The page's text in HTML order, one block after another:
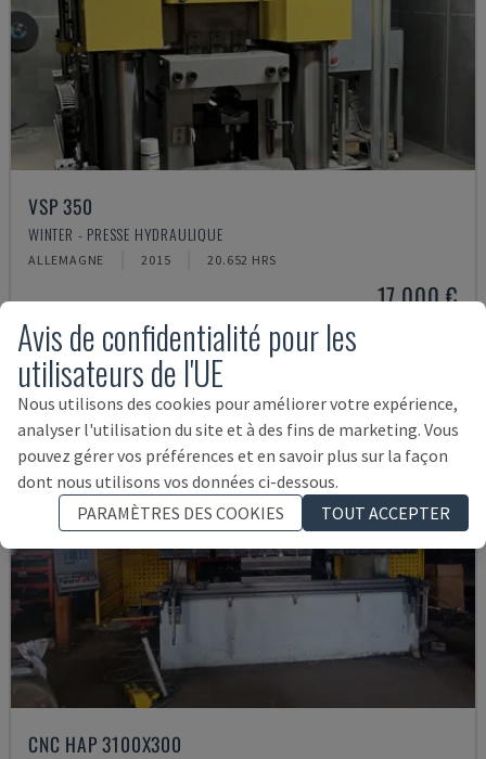
VSP 350
WINTER - PRESSE HYDRAULIQUE
ALLEMAGNE 2015 20.652 HRS
17.000 €
CNC HAP 3100X300
Avis de confidentialité pour les
utilisateurs de l'UE
Nous utilisons des cookies pour améliorer votre expérience,
analyser l'utilisation du site et à des fins de marketing. Vous
pouvez gérer vos préférences et en savoir plus sur la façon
dont nous utilisons vos données ci-dessous.
PARAMÈTRES DES COOKIES
TOUT ACCEPTER